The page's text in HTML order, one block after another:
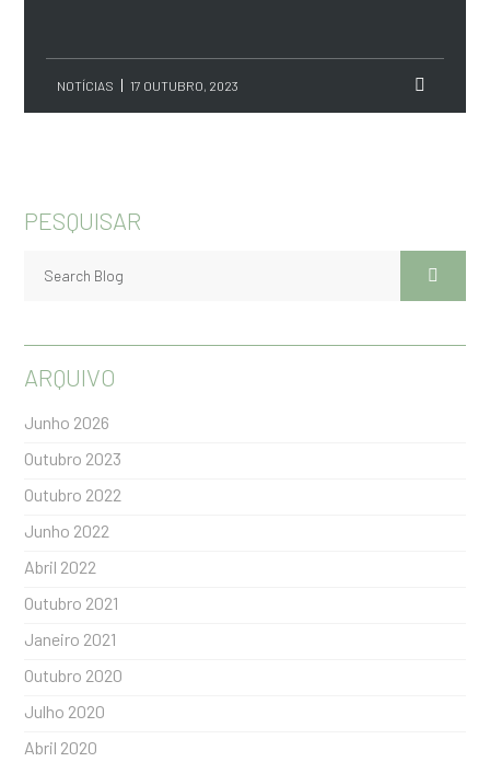
NOTÍCIAS 17 OUTUBRO, 2023
PESQUISAR
ARQUIVO
Junho 2026
Outubro 2023
Outubro 2022
Junho 2022
Abril 2022
Outubro 2021
Janeiro 2021
Outubro 2020
Julho 2020
Abril 2020